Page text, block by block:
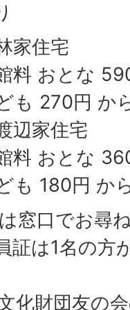
家住宅
料 おとな
も 270円 か
辺家住宅
料 おとな
も 180円 か
窓口でお尋ね
証は1名の方
化財団友の